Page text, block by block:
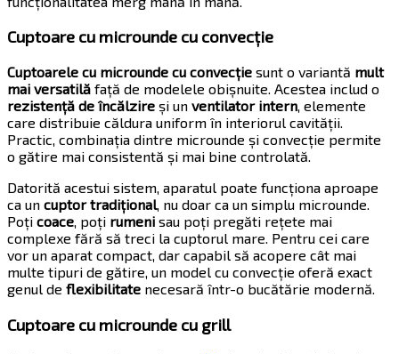
Cuptoare cu microunde cu convecție
Cuptoarele cu microunde cu convecție sunt o variantă mult
mai versatilă față de modelele obișnuite. Acestea includ o
rezistență de încălzire și un ventilator intern, elemente
care distribuie căldura uniform în interiorul cavității.
Practic, combinația dintre microunde și convecție permite
o gătire mai consistentă și mai bine controlată.
Datorită acestui sistem, aparatul poate funcționa aproape
ca un cuptor tradițional, nu doar ca un simplu microunde.
Poți coace, poți rumeni sau poți pregăti rețete mai
complexe fără să treci la cuptorul mare. Pentru cei care
vor un aparat compact, dar capabil să acopere cât mai
multe tipuri de gătire, un model cu convecție oferă exact
genul de flexibilitate necesară într-o bucătărie modernă.
Cuptoare cu microunde cu grill